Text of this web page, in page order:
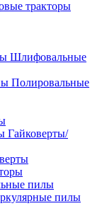
тракторы
Шлифовальные
Полировальные
Гайковерты/
пилы
пилы